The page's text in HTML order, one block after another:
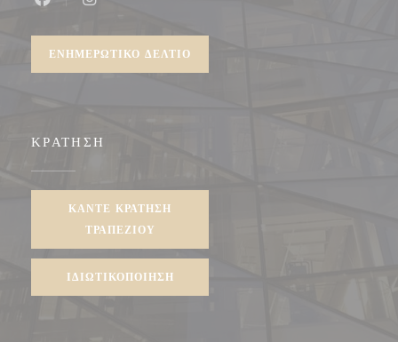
ΕΝΗΜΕΡΩΤΙΚΌ ΔΕΛΤΊΟ
ΚΡΆΤΗΣΗ
ΚΆΝΤΕ ΚΡΆΤΗΣΗ
ΤΡΑΠΕΖΙΟΎ
ΙΔΙΩΤΙΚΟΠΟΊΗΣΗ